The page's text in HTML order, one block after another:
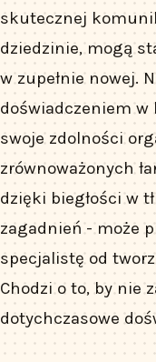
skutecznej
dziedzinie, mogą
w zupełnie nowej.
doświadczeniem w
swoje zdolności
zrównoważonych
dzięki biegłości w
zagadnień - może
specjalistę od
Chodzi o to, by nie
dotychczasowe